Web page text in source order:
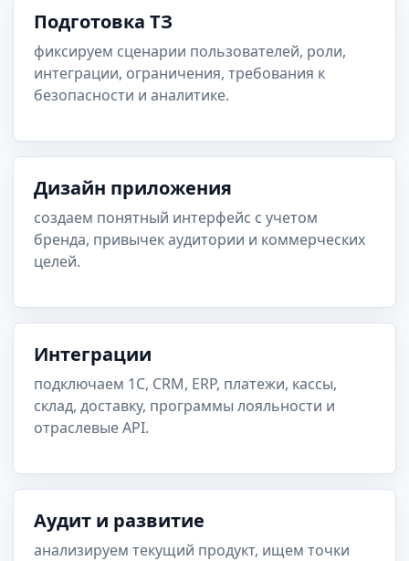
Подготовка ТЗ
фиксируем сценарии пользователей, роли,
интеграции, ограничения, требования к
безопасности и аналитике.
Дизайн приложения
создаем понятный интерфейс с учетом
бренда, привычек аудитории и коммерческих
целей.
Интеграции
подключаем 1С, CRM, ERP, платежи, кассы,
склад, доставку, программы лояльности и
отраслевые API.
Аудит и развитие
анализируем текущий продукт, ищем точки